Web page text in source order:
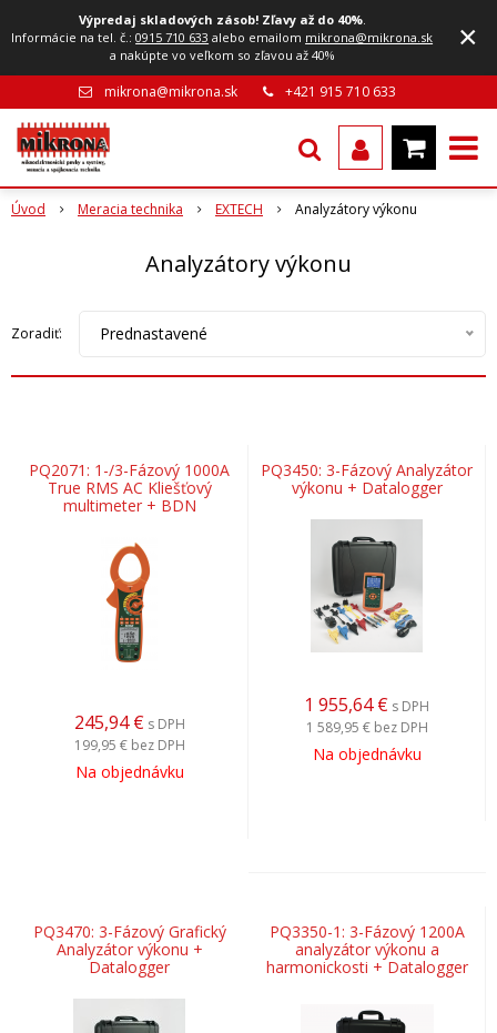
Výpredaj skladových zásob! Zľavy až do 40%.
Informácie na tel. č.:0915 710 633 alebo emailom mikrona@mikrona.sk
a nakúpte vo veľkom so zľavou až 40%
×
mikrona@mikrona.sk +421 915 710 633
Úvod Meracia technika EXTECH Analyzátory výkonu
Analyzátory výkonu
Zoradiť: Prednastavené
PQ2071: 1-/3-Fázový 1000A
True RMS AC Kliešťový
multimeter + BDN
245,94 € s DPH
199,95 € bez DPH
Na objednávku
PQ3450: 3-Fázový Analyzátor
výkonu + Datalogger
1 955,64 € s DPH
1 589,95 € bez DPH
Na objednávku
PQ3470: 3-Fázový Grafický
Analyzátor výkonu +
Datalogger
PQ3350-1: 3-Fázový 1200A
analyzátor výkonu a
harmonickosti + Datalogger